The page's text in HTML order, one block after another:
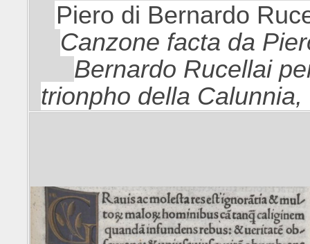
Piero di Bernardo
Canzone facta da
Bernardo Rucellai
trionpho della Calunnia,